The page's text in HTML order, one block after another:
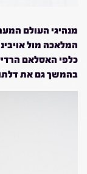
מנהיגי העולם
המלאכה מול
כלפי האסלאם
בהמשך גם את